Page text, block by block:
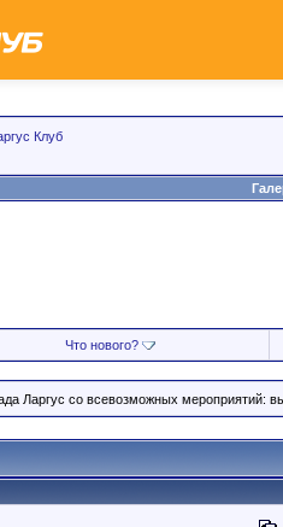
Клуб
Что нового?
Ларгус со всевозможных мероприятий: